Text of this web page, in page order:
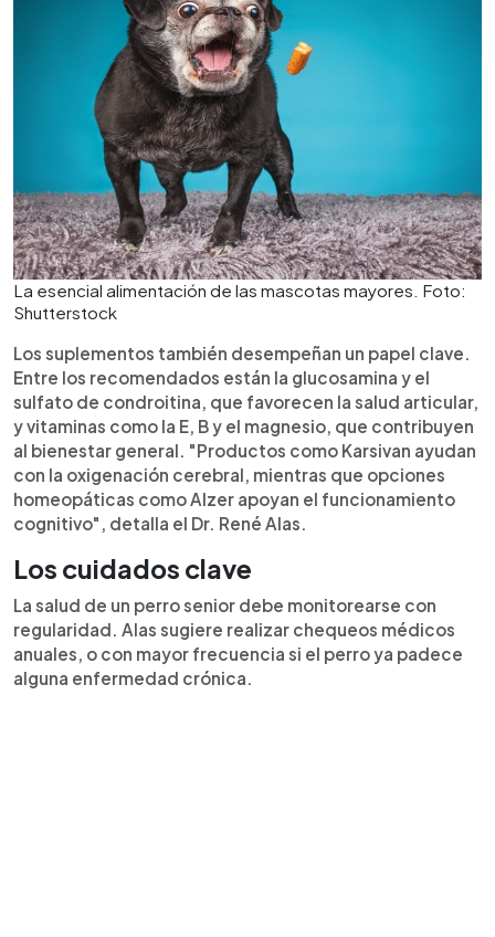
La esencial alimentación de las mascotas mayores. Foto:
Shutterstock
Los suplementos también desempeñan un papel clave.
Entre los recomendados están la glucosamina y el
sulfato de condroitina, que favorecen la salud articular,
y vitaminas como la E, B y el magnesio, que contribuyen
al bienestar general. "Productos como Karsivan ayudan
con la oxigenación cerebral, mientras que opciones
homeopáticas como Alzer apoyan el funcionamiento
cognitivo", detalla el Dr. René Alas.
Los cuidados clave
La salud de un perro senior debe monitorearse con
regularidad. Alas sugiere realizar chequeos médicos
anuales, o con mayor frecuencia si el perro ya padece
alguna enfermedad crónica.